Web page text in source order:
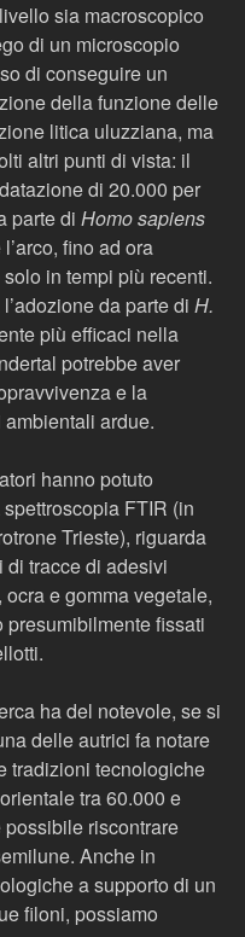
sia macroscopico
di un microscopio
di conseguire un
della funzione delle
litica uluzziana, ma
altri punti di vista: il
di 20.000 per
parte di Homo sapiens
fino ad ora
in tempi più recenti.
da parte di H.
più efficaci nella
potrebbe aver
e la
ardue.
hanno potuto
FTIR (in
Trieste), riguarda
di tracce di adesivi
ocra e gomma vegetale,
fissati
ha del notevole, se si
delle autrici fa notare
tradizioni tecnologiche
tra 60.000 e
riscontrare
Anche in
a supporto di un
filoni, possiamo